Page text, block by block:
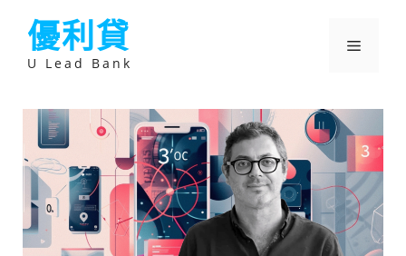
優利貸
U Lead Bank
選